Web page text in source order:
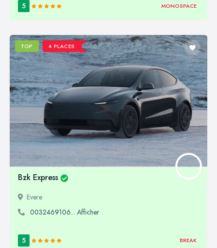
5 MONOSPACE
TOP 4 PLACES
Bzk Express
Evere
0032469106... Afficher
5 BREAK